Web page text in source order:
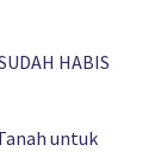
HABIS
untuk